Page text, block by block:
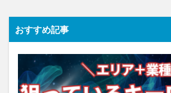
おすすめ記事